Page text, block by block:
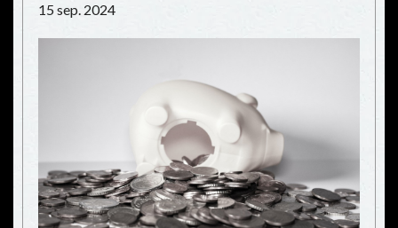
15 sep. 2024